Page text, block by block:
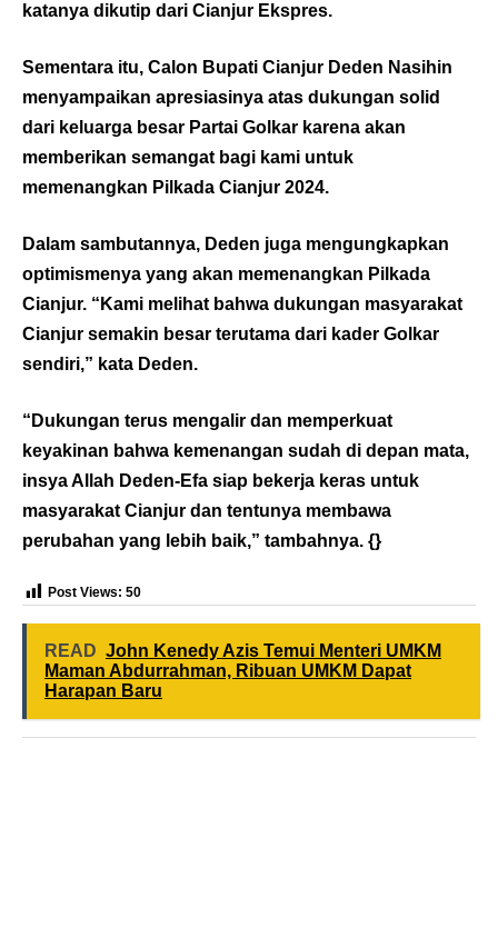
katanya dikutip dari Cianjur Ekspres.
Sementara itu, Calon Bupati Cianjur Deden Nasihin
menyampaikan apresiasinya atas dukungan solid
dari keluarga besar Partai Golkar karena akan
memberikan semangat bagi kami untuk
memenangkan Pilkada Cianjur 2024.
Dalam sambutannya, Deden juga mengungkapkan
optimismenya yang akan memenangkan Pilkada
Cianjur. “Kami melihat bahwa dukungan masyarakat
Cianjur semakin besar terutama dari kader Golkar
sendiri,” kata Deden.
“Dukungan terus mengalir dan memperkuat
keyakinan bahwa kemenangan sudah di depan mata,
insya Allah Deden-Efa siap bekerja keras untuk
masyarakat Cianjur dan tentunya membawa
perubahan yang lebih baik,” tambahnya. {}
Post Views: 50
READ John Kenedy Azis Temui Menteri UMKM
Maman Abdurrahman, Ribuan UMKM Dapat
Harapan Baru